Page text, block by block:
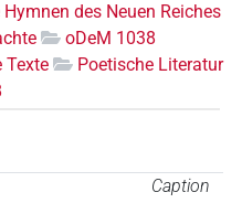
Hymnen des Neuen Reiches
oDeM 1038
Texte
Poetische Literatur
Caption